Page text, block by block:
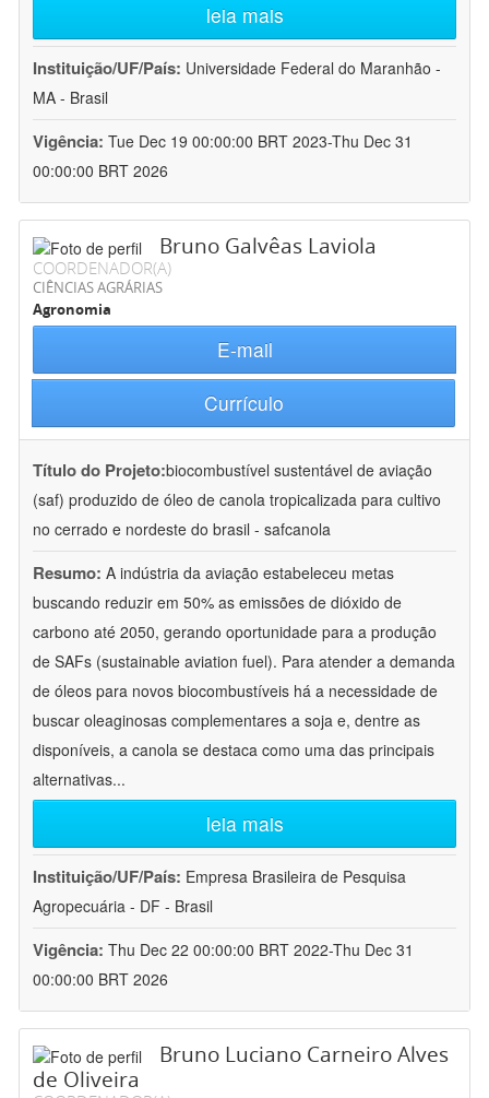
leia mais
Instituição/UF/País: Universidade Federal do Maranhão -
MA - Brasil
Vigência: Tue Dec 19 00:00:00 BRT 2023-Thu Dec 31
00:00:00 BRT 2026
Bruno Galvêas Laviola
COORDENADOR(A)
CIÊNCIAS AGRÁRIAS
Agronomia
E-mail
Currículo
Título do Projeto:biocombustível sustentável de aviação
(saf) produzido de óleo de canola tropicalizada para cultivo
no cerrado e nordeste do brasil - safcanola
Resumo: A indústria da aviação estabeleceu metas
buscando reduzir em 50% as emissões de dióxido de
carbono até 2050, gerando oportunidade para a produção
de SAFs (sustainable aviation fuel). Para atender a demanda
de óleos para novos biocombustíveis há a necessidade de
buscar oleaginosas complementares a soja e, dentre as
disponíveis, a canola se destaca como uma das principais
alternativas...
leia mais
Instituição/UF/País: Empresa Brasileira de Pesquisa
Agropecuária - DF - Brasil
Vigência: Thu Dec 22 00:00:00 BRT 2022-Thu Dec 31
00:00:00 BRT 2026
Bruno Luciano Carneiro Alves
de Oliveira